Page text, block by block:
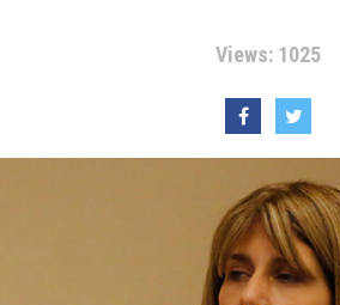
Views: 1025